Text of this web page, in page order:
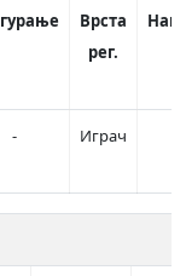
Врста
рег.
- Играч